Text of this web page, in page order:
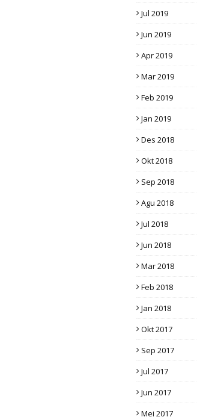
Jul 2019
Jun 2019
Apr 2019
Mar 2019
Feb 2019
Jan 2019
Des 2018
Okt 2018
Sep 2018
Agu 2018
Jul 2018
Jun 2018
Mar 2018
Feb 2018
Jan 2018
Okt 2017
Sep 2017
Jul 2017
Jun 2017
Mei 2017